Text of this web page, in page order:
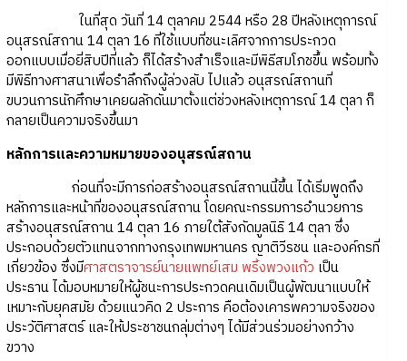
ในที่สุด วันที่ 14 ตุลาคม 2544 หรือ 28 ปีหลังเหตุการณ์
อนุสรณ์สถาน 14 ตุลา 16 ที่ใช้แบบที่ชนะเลิศจากการประกวด
ออกแบบเมื่อยี่สิบปีที่แล้ว ก็ได้สร้างสำเร็จและมีพิธีสมโภชขึ้น พร้อมทั้ง
มีพิธีทางศาสนาเพื่อรำลึกถึงผู้ล่วงลับ ไปแล้ว อนุสรณ์สถานที่
ขบวนการนักศึกษาเคยผลักดันมาตั้งแต่ช่วงหลังเหตุการณ์ 14 ตุลา ก็
กลายเป็นความจริงขึ้นมา
หลักการและความหมายของอนุสรณ์สถาน
ก่อนที่จะมีการก่อสร้างอนุสรณ์สถานนี้ขึ้น ได้เริ่มพูดถึง
หลักการและหน้าที่ของอนุสรณ์สถาน โดยคณะกรรมการอำนวยการ
สร้างอนุสรณ์สถาน 14 ตุลา 16 ภายใต้สังกัดมูลนิธิ 14 ตุลา ซึ่ง
ประกอบด้วยตัวแทนจากทางกรุงเทพมหานคร ญาติวีรชน และองค์กรที่
เกี่ยวข้อง ซึ่งมีศาสตราจารย์นายแพทย์เสม พริ้งพวงแก้ว เป็น
ประธาน ได้มอบหมายให้ผู้ชนะการประกวดคนเดิมเป็นผู้พัฒนาแบบให้
เหมาะกับยุคสมัย ด้วยแนวคิด 2 ประการ คือต้องเคารพความจริงของ
ประวัติศาสตร์ และให้ประชาชนกลุ่มต่างๆ ได้มีส่วนร่วมอย่างกว้าง
ขวาง